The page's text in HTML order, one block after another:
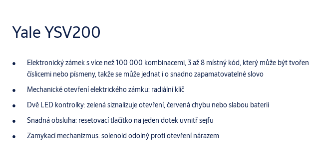
Yale YSV200
Elektronický zámek s více než 100 000 kombinacemi, 3 až 8 místný kód, který může být tvořen
číslicemi nebo písmeny, takže se může jednat i o snadno zapamatovatelné slovo
Mechanické otevření elektrického zámku: radiální klíč
Dvě LED kontrolky: zelená siznalizuje otevření, červená chybu nebo slabou baterii
Snadná obsluha: resetovací tlačítko na jeden dotek uvnitř sejfu
Zamykací mechanizmus: solenoid odolný proti otevření nárazem